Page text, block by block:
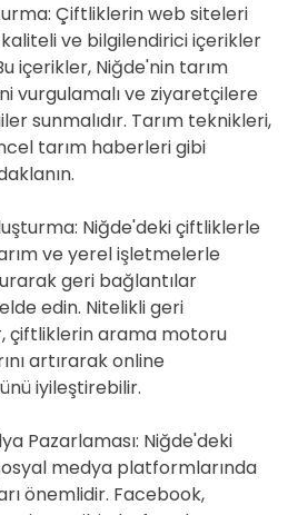
Çiftliklerin web siteleri
ve bilgilendirici içerikler
içerikler, Niğde'nin tarım
vurgulamalı ve ziyaretçilere
sunmalıdır. Tarım teknikleri,
tarım haberleri gibi
Niğde'deki çiftliklerle
ve yerel işletmelerle
geri bağlantılar
edin. Nitelikli geri
çiftliklerin arama motoru
artırarak online
iyileştirebilir.
Pazarlaması: Niğde'deki
medya platformlarında
önemlidir. Facebook,